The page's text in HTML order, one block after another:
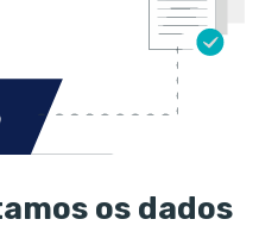
os dados